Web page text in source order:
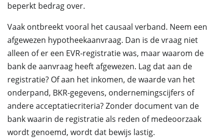
beperkt bedrag over.
Vaak ontbreekt vooral het causaal verband. Neem een
afgewezen hypotheekaanvraag. Dan is de vraag niet
alleen of er een EVR-registratie was, maar waarom de
bank de aanvraag heeft afgewezen. Lag dat aan de
registratie? Of aan het inkomen, de waarde van het
onderpand, BKR-gegevens, ondernemingscijfers of
andere acceptatiecriteria? Zonder document van de
bank waarin de registratie als reden of medeoorzaak
wordt genoemd, wordt dat bewijs lastig.